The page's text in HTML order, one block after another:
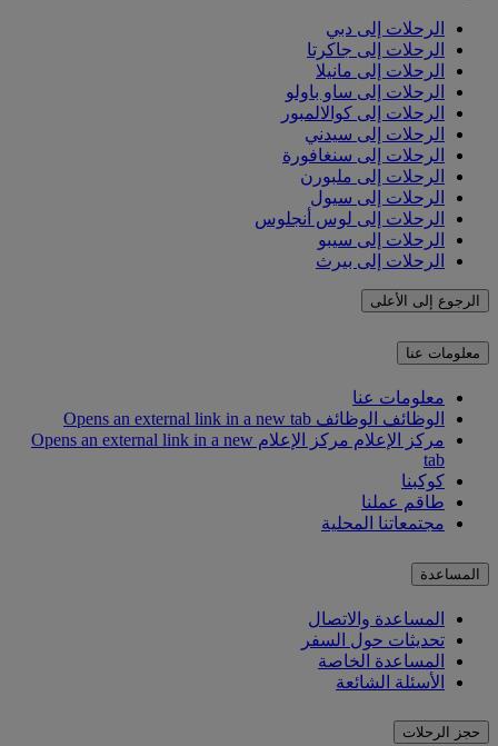
الرحلات إلى دبي
الرحلات إلى جاكرتا
الرحلات إلى مانيلا
الرحلات إلى ساو باولو
الرحلات إلى كوالالمبور
الرحلات إلى سيدني
الرحلات إلى سنغافورة
الرحلات إلى ملبورن
الرحلات إلى سيول
الرحلات إلى لوس أنجلوس
الرحلات إلى سيبو
الرحلات إلى بيرث
الرجوع إلى الأعلى
معلومات عنا
معلومات عنا
الوظائف الوظائف Opens an external link in a new tab
مركز الإعلام
مركز الإعلام Opens an external link in a new
tab
كوكبنا
طاقم عملنا
مجتمعاتنا المحلية
المساعدة
المساعدة والاتصال
تحديثات حول السفر
المساعدة الخاصة
الأسئلة الشائعة
حجز الرحلات